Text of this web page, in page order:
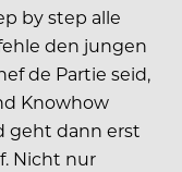
by step alle
den jungen
de Partie seid,
Knowhow
geht dann erst
Nicht nur